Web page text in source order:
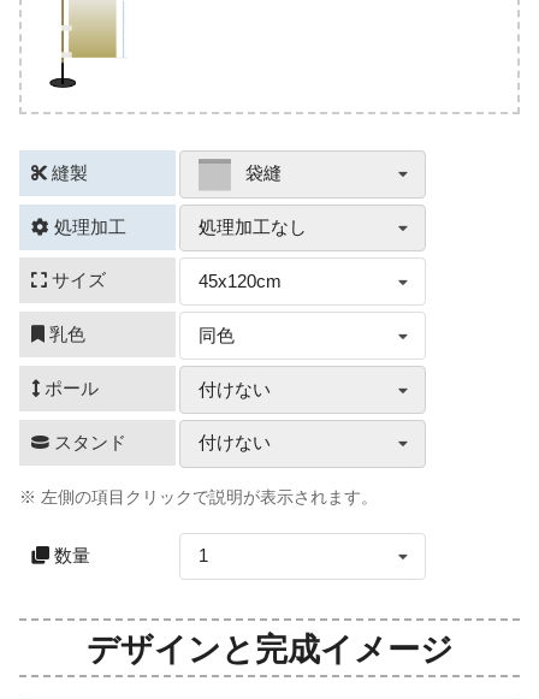
縫製 袋縫
処理加工 処理加工なし
サイズ 45x120cm
乳色 同色
ポール 付けない
スタンド 付けない
※ 左側の項目クリックで説明が表示されます。
数量 1
デザインと完成イメージ